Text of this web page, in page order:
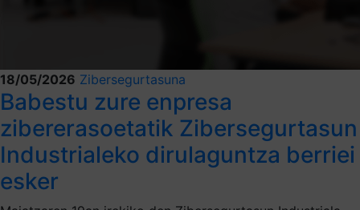
18/05/2026 Zibersegurtasuna
Babestu zure enpresa
zibererasoetatik Zibersegurtasun
Industrialeko dirulaguntza berriei
esker